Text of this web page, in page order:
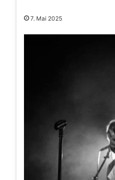
7. Mai 2025